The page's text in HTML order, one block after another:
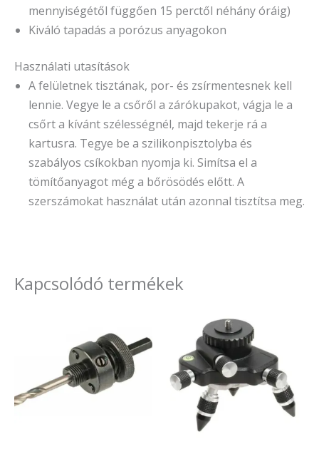
mennyiségétől függően 15 perctől néhány óráig)
Kiváló tapadás a porózus anyagokon
Használati utasítások
A felületnek tisztának, por- és zsírmentesnek kell
lennie. Vegye le a csőről a zárókupakot, vágja le a
csőrt a kívánt szélességnél, majd tekerje rá a
kartusra. Tegye be a szilikonpisztolyba és
szabályos csíkokban nyomja ki. Simítsa el a
tömítőanyagot még a bőrösödés előtt. A
szerszámokat használat után azonnal tisztítsa meg.
Kapcsolódó termékek